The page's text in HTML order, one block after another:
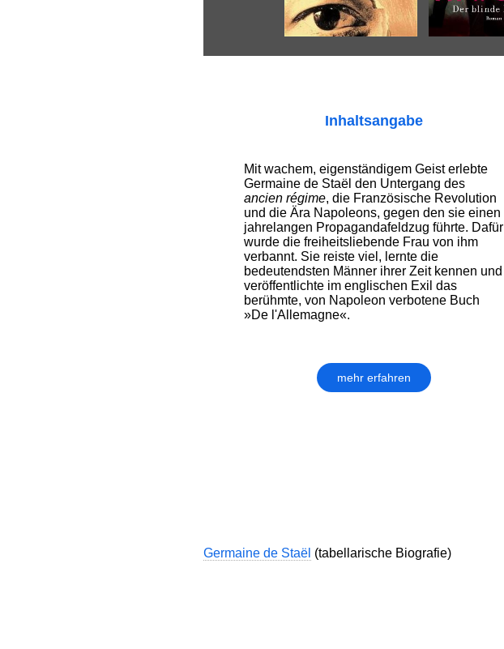
Inhaltsangabe
Mit wachem, eigenständigem Geist erlebte
Germaine de Staël den Untergang des
ancien régime, die Französische Revolution
und die Ära Napoleons, gegen den sie einen
jahrelangen Propagandafeldzug führte. Dafür
wurde die freiheitsliebende Frau von ihm
verbannt. Sie reiste viel, lernte die
bedeutendsten Männer ihrer Zeit kennen und
veröffentlichte im englischen Exil das
berühmte, von Napoleon verbotene Buch
»De l'Allemagne«.
mehr erfahren
Germaine de Staël (tabellarische Biografie)